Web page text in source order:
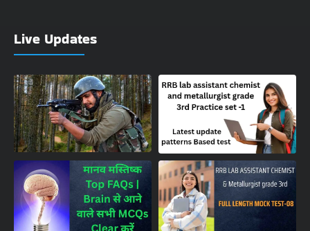
Live Updates